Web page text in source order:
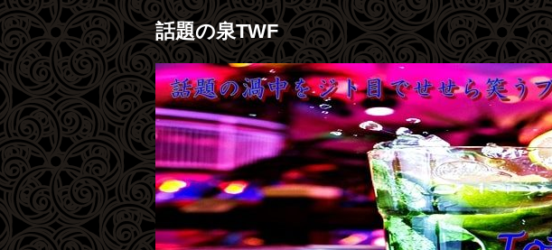
話題の泉TWF